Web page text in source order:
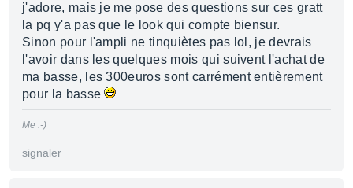
j'adore, mais je me pose des questions sur ces gratt
la pq y'a pas que le look qui compte biensur.
Sinon pour l'ampli ne tinquiètes pas lol, je devrais
l'avoir dans les quelques mois qui suivent l'achat de
ma basse, les 300euros sont carrément entièrement
pour la basse
Me :-)
signaler